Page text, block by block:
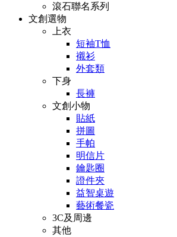
滾石聯名系列
文創選物
上衣
短袖T恤
襯衫
外套類
下身
長褲
文創小物
貼紙
拼圖
手帕
明信片
鑰匙圈
證件夾
益智桌遊
藝術餐瓷
3C及周邊
其他